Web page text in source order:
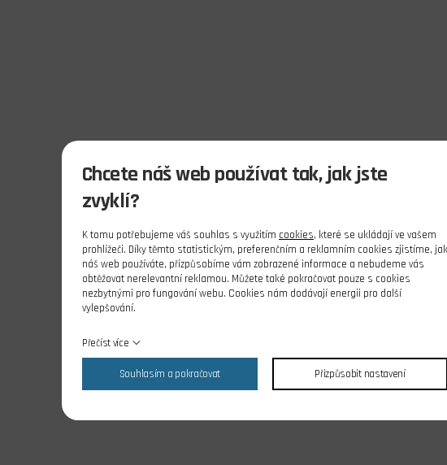
Chcete náš web používat tak, jak jste
zvyklí?
K tomu potřebujeme váš souhlas s využitím cookies, které se ukládají ve vašem
prohlížeči. Díky těmto statistickým, preferenčním a reklamním cookies zjistíme, jak
náš web používáte, přizpůsobíme vám zobrazené informace a nebudeme vás
obtěžovat nerelevantní reklamou. Můžete také pokračovat pouze s cookies
nezbytnými pro fungování webu. Cookies nám dodávají energii pro další
vylepšování.
Přečíst více
Souhlasím a pokračovat Přizpůsobit nastavení